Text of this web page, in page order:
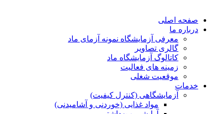
صفحه اصلی
درباره ما
معرفی آزمایشگاه نمونه آزمای ماد
گالری تصاویر
کاتالوگ آزمایشگاه ماد
زمینه های فعالیت
موقعیت شغلی
خدمات
آزمایشگاهی (کنترل کیفیت)
مواد غذایی (خوردنی و آشامیدنی)